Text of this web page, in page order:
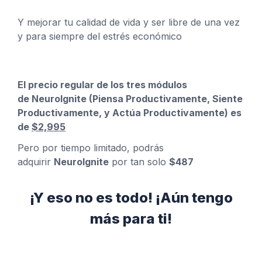
Y mejorar tu calidad de vida y ser libre de una vez
y para siempre del estrés económico
El precio regular de los tres módulos
de NeuroIgnite (Piensa Productivamente, Siente
Productivamente, y Actúa Productivamente) es
de $2,995
Pero por tiempo limitado, podrás
adquirir NeuroIgnite por tan solo $487
¡Y eso no es todo! ¡Aún tengo
más para ti!